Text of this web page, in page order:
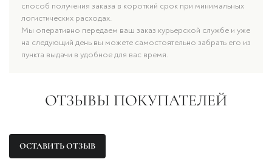
способ получения заказа в короткий срок при минимальных
логистических расходах.
Мы оперативно передаем ваш заказ курьерской службе и уже
на следующий день вы можете самостоятельно забрать его из
пункта выдачи в удобное для вас время.
ОТЗЫВЫ ПОКУПАТЕЛЕЙ
ОСТАВИТЬ ОТЗЫВ